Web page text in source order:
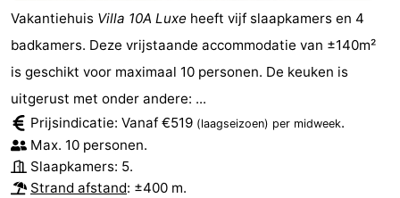
Speeltuinen
-
Binnenspeeltuinen
-
Bowlen
-
Minigolfbanen
Wellness
centra
Dorpen
Vakantiehuis Villa 10A Luxe heeft vijf slaapkamers en 4
badkamers. Deze vrijstaande accommodatie van ±140m²
is geschikt voor maximaal 10 personen. De keuken is
uitgerust met onder andere: ...
Prijsindicatie: Vanaf €519 (laagseizoen) per midweek.
Max. 10 personen.
Slaapkamers: 5.
Strand afstand: ±400 m.